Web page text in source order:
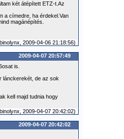
két átépített ETZ-t.Az
a címedre, ha érdekel.Van
magánépítés.
2009-04-06 21:18:56)
2009-04-07 20:57:49
is.
lánckerekét, de az sok
kell majd tudnia hogy
2009-04-07 20:42:02)
2009-04-07 20:42:02